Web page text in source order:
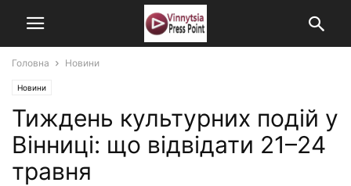
Головна Новини
Новини
Тиждень культурних подій у
Вінниці: що відвідати 21–24
травня